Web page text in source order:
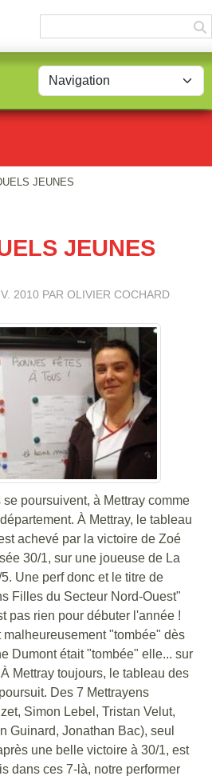
JEUNES
JEUNES
2010 PAR OLIVIER COCHARD
poursuivent, à Mettray comme
À Mettray, le tableau
achevé par la victoire de Zoé
30/1, sur une joueuse de La
Une perf donc et le titre de
Filles du Secteur Nord-Ouest"
pas rien pour débuter l'année !
"tombée" dès
Dumont était "tombée" elle... sur
Mettray toujours, le tableau des
Des 7 Mettrayens
Simon Lebel, Tristan Velut,
Guinard, Jonathan Bac), seul
une belle victoire à 30/1, est
dans ces 7-là, notre performer